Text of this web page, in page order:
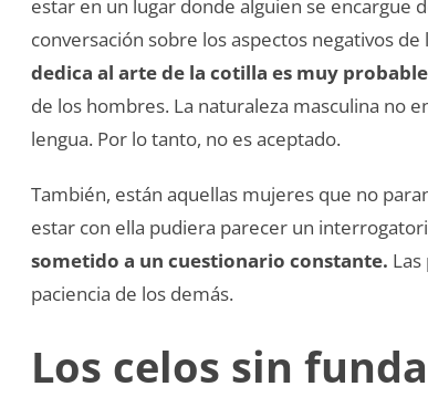
estar en un lugar donde alguien se encargue
conversación sobre los aspectos negativos
dedica al arte de la cotilla es muy
de los hombres. La naturaleza masculina no
lengua. Por lo tanto, no es aceptado.
También, están aquellas mujeres que no
estar con ella pudiera parecer un
sometido a un cuestionario constante.
paciencia de los demás.
Los celos sin